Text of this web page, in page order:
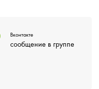
Вконтакте
сообщение в группе